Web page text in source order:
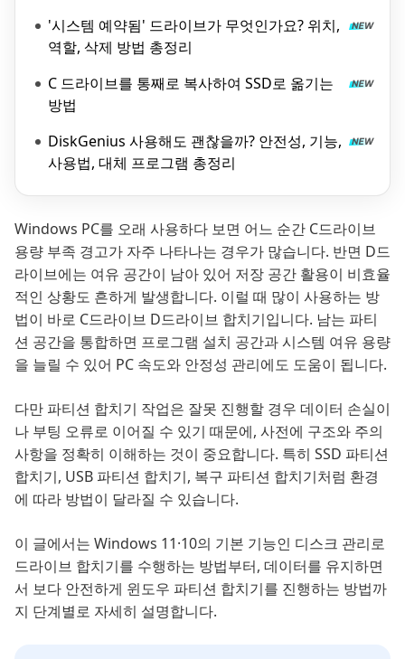
'시스템 예약됨' 드라이브가 무엇인가요? 위치,
역할, 삭제 방법 총정리
C 드라이브를 통째로 복사하여 SSD로 옮기는
방법
DiskGenius 사용해도 괜찮을까? 안전성, 기능,
사용법, 대체 프로그램 총정리
Windows PC를 오래 사용하다 보면 어느 순간 C드라이브
용량 부족 경고가 자주 나타나는 경우가 많습니다. 반면 D드
라이브에는 여유 공간이 남아 있어 저장 공간 활용이 비효율
적인 상황도 흔하게 발생합니다. 이럴 때 많이 사용하는 방
법이 바로 C드라이브 D드라이브 합치기입니다. 남는 파티
션 공간을 통합하면 프로그램 설치 공간과 시스템 여유 용량
을 늘릴 수 있어 PC 속도와 안정성 관리에도 도움이 됩니다.
다만 파티션 합치기 작업은 잘못 진행할 경우 데이터 손실이
나 부팅 오류로 이어질 수 있기 때문에, 사전에 구조와 주의
사항을 정확히 이해하는 것이 중요합니다. 특히 SSD 파티션
합치기, USB 파티션 합치기, 복구 파티션 합치기처럼 환경
에 따라 방법이 달라질 수 있습니다.
이 글에서는 Windows 11·10의 기본 기능인 디스크 관리로
드라이브 합치기를 수행하는 방법부터, 데이터를 유지하면
서 보다 안전하게 윈도우 파티션 합치기를 진행하는 방법까
지 단계별로 자세히 설명합니다.